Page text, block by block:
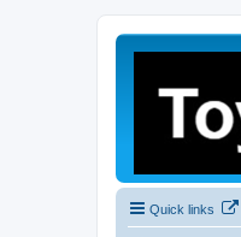
Quick links